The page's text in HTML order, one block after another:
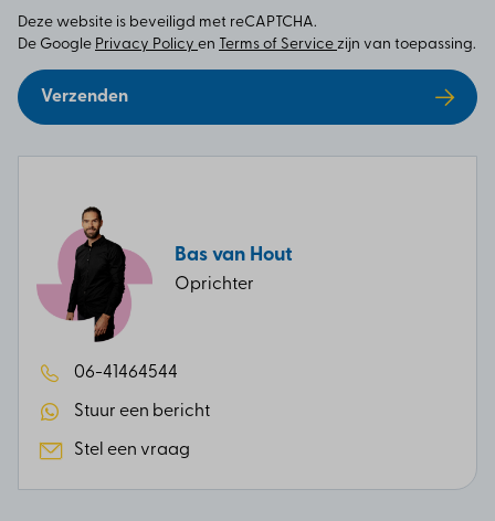
Deze website is beveiligd met reCAPTCHA.
De Google Privacy Policy en Terms of Service zijn van toepassing.
Verzenden
Bas van Hout
Oprichter
06-41464544
Stuur een bericht
Stel een vraag